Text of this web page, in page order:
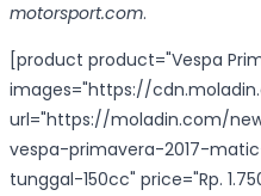
motorsport.com.
[product product="Vespa
images="https://
url="https://moladin.com/
vespa-primavera-2017-
tunggal-150cc" price="Rp.